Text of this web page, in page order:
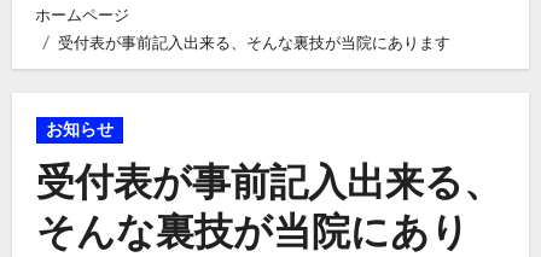
ホームページ
受付表が事前記入出来る、そんな裏技が当院にあります
お知らせ
受付表が事前記入出来る、
そんな裏技が当院にあり